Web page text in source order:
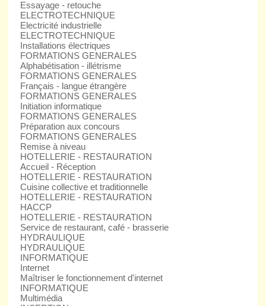
Essayage - retouche
ELECTROTECHNIQUE
Electricité industrielle
ELECTROTECHNIQUE
Installations électriques
FORMATIONS GENERALES
Alphabétisation - illétrisme
FORMATIONS GENERALES
Français - langue étrangère
FORMATIONS GENERALES
Initiation informatique
FORMATIONS GENERALES
Préparation aux concours
FORMATIONS GENERALES
Remise à niveau
HOTELLERIE - RESTAURATION
Accueil - Réception
HOTELLERIE - RESTAURATION
Cuisine collective et traditionnelle
HOTELLERIE - RESTAURATION
HACCP
HOTELLERIE - RESTAURATION
Service de restaurant, café - brasserie
HYDRAULIQUE
HYDRAULIQUE
INFORMATIQUE
Internet
Maîtriser le fonctionnement d'internet
INFORMATIQUE
Multimédia